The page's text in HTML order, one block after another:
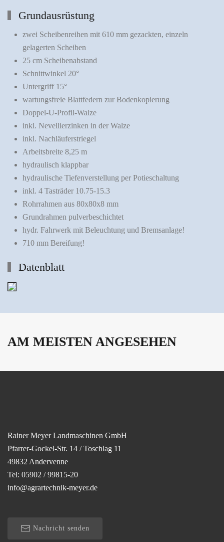
Grundausrüstung
zwei Scheibenreihen mit 610 mm gezackten, einzeln
gelagerten Scheiben
25 cm Scheibenabstand
Schnittwinkel 20°
Untergriff 15°
wartungsfreie Blattfedern zur Bodenkopierung
Doppel-U-Profil-Walze
inkl. Nevellierzinken in der Walze
inkl. Nachläuferstriegel
Arbeitsbreite 8,25 m
hydraulisch klappbar
hydraulische Tiefenverstellung per Potieschaltung
inkl. 4 Tasträder 10.75-15.3
Rohrrahmen aus 80x80x8 mm
Grundrahmen pulverbeschichtet
hydr. Fahrwerk mit Beleuchtung und Bremsanlage!
710 mm Bereifung!
Datenblatt
AM MEISTEN ANGESEHEN
Rainer Meyer Landmaschinen GmbH
Pfarrer-Gockel-Str. 14 / Toschlag 11
49832 Andervenne
Tel: 05902 / 99815-20
info@agrartechnik-meyer.de
Nachricht senden